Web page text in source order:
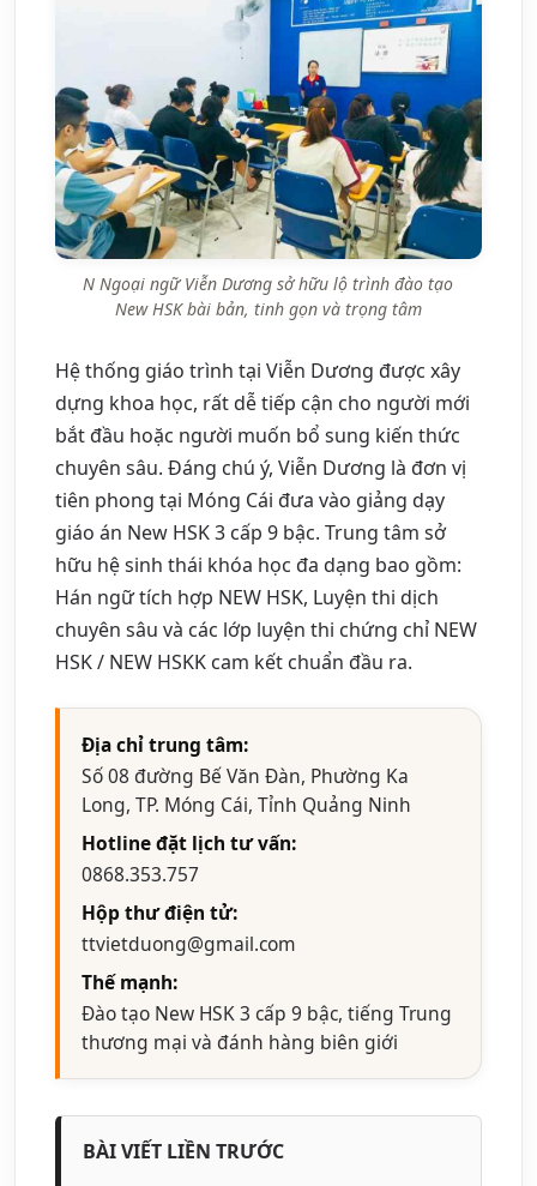
N Ngoại ngữ Viễn Dương sở hữu lộ trình đào tạo
New HSK bài bản, tinh gọn và trọng tâm
Hệ thống giáo trình tại Viễn Dương được xây
dựng khoa học, rất dễ tiếp cận cho người mới
bắt đầu hoặc người muốn bổ sung kiến thức
chuyên sâu. Đáng chú ý, Viễn Dương là đơn vị
tiên phong tại Móng Cái đưa vào giảng dạy
giáo án New HSK 3 cấp 9 bậc. Trung tâm sở
hữu hệ sinh thái khóa học đa dạng bao gồm:
Hán ngữ tích hợp NEW HSK, Luyện thi dịch
chuyên sâu và các lớp luyện thi chứng chỉ NEW
HSK / NEW HSKK cam kết chuẩn đầu ra.
Địa chỉ trung tâm:
Số 08 đường Bế Văn Đàn, Phường Ka
Long, TP. Móng Cái, Tỉnh Quảng Ninh
Hotline đặt lịch tư vấn:
0868.353.757
Hộp thư điện tử:
ttvietduong@gmail.com
Thế mạnh:
Đào tạo New HSK 3 cấp 9 bậc, tiếng Trung
thương mại và đánh hàng biên giới
BÀI VIẾT LIỀN TRƯỚC